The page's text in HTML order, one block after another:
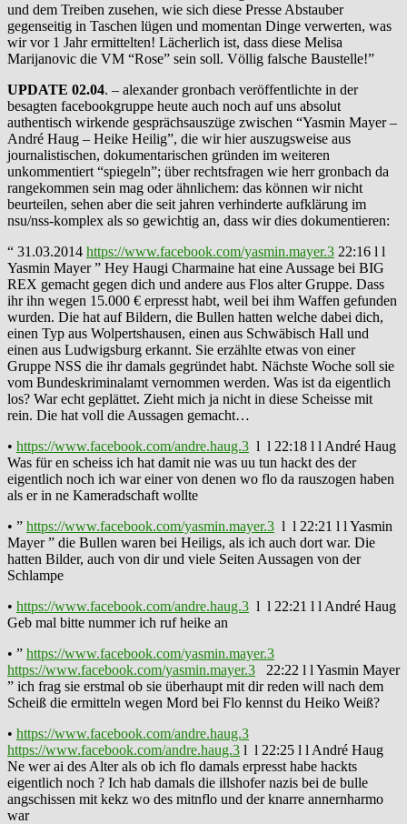
und dem Treiben zusehen, wie sich diese Presse Abstauber
gegenseitig in Taschen lügen und momentan Dinge verwerten, was
wir vor 1 Jahr ermittelten! Lächerlich ist, dass diese Melisa
Marijanovic die VM “Rose” sein soll. Völlig falsche Baustelle!”
UPDATE 02.04. – alexander gronbach veröffentlichte in der
besagten facebookgruppe heute auch noch auf uns absolut
authentisch wirkende gesprächsauszüge zwischen “Yasmin Mayer –
André Haug – Heike Heilig”, die wir hier auszugsweise aus
journalistischen, dokumentarischen gründen im weiteren
unkommentiert “spiegeln”; über rechtsfragen wie herr gronbach da
rangekommen sein mag oder ähnlichem: das können wir nicht
beurteilen, sehen aber die seit jahren verhinderte aufklärung im
nsu/nss-komplex als so gewichtig an, dass wir dies dokumentieren:
“ 31.03.2014 https://www.facebook.com/yasmin.mayer.3 22:16 l l
Yasmin Mayer ” Hey Haugi Charmaine hat eine Aussage bei BIG
REX gemacht gegen dich und andere aus Flos alter Gruppe. Dass
ihr ihn wegen 15.000 € erpresst habt, weil bei ihm Waffen gefunden
wurden. Die hat auf Bildern, die Bullen hatten welche dabei dich,
einen Typ aus Wolpertshausen, einen aus Schwäbisch Hall und
einen aus Ludwigsburg erkannt. Sie erzählte etwas von einer
Gruppe NSS die ihr damals gegründet habt. Nächste Woche soll sie
vom Bundeskriminalamt vernommen werden. Was ist da eigentlich
los? War echt geplättet. Zieht mich ja nicht in diese Scheisse mit
rein. Die hat voll die Aussagen gemacht…
• https://www.facebook.com/andre.haug.3 l l 22:18 l l André Haug
Was für en scheiss ich hat damit nie was uu tun hackt des der
eigentlich noch ich war einer von denen wo flo da rauszogen haben
als er in ne Kameradschaft wollte
• ” https://www.facebook.com/yasmin.mayer.3 l l 22:21 l l Yasmin
Mayer ” die Bullen waren bei Heiligs, als ich auch dort war. Die
hatten Bilder, auch von dir und viele Seiten Aussagen von der
Schlampe
• https://www.facebook.com/andre.haug.3 l l 22:21 l l André Haug
Geb mal bitte nummer ich ruf heike an
• ” https://www.facebook.com/yasmin.mayer.3
https://www.facebook.com/yasmin.mayer.3 22:22 l l Yasmin Mayer
” ich frag sie erstmal ob sie überhaupt mit dir reden will nach dem
Scheiß die ermitteln wegen Mord bei Flo kennst du Heiko Weiß?
• https://www.facebook.com/andre.haug.3
https://www.facebook.com/andre.haug.3 l l 22:25 l l André Haug
Ne wer ai des Alter als ob ich flo damals erpresst habe hackts
eigentlich noch ? Ich hab damals die illshofer nazis bei de bulle
angschissen mit kekz wo des mitnflo und der knarre annernharmo
war